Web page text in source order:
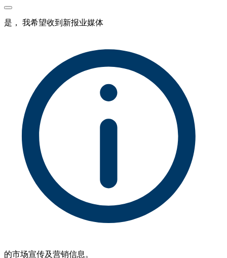
是， 我希望收到新报业媒体
的市场宣传及营销信息。